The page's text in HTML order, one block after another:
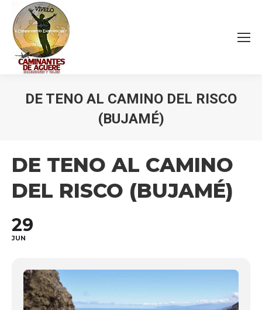
DE TENO AL CAMINO DEL RISCO
(BUJAMÉ)
DE TENO AL CAMINO
DEL RISCO (BUJAMÉ)
29
JUN